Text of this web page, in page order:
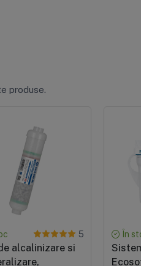
produse.
5
alcalinizare si
În